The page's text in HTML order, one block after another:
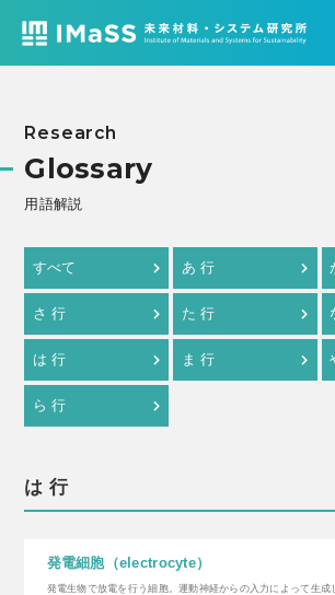
Research
Glossary
用語解説
すべて あ 行
さ 行 た 行
は 行 ま 行
ら 行
は 行
発電細胞（electrocyte）
発電生物で放電を行う細胞。運動神経からの入力によって生成